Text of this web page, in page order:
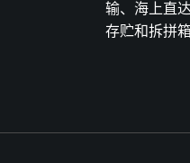
输、海上直
存贮和拆拼